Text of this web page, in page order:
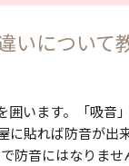
いについて
囲います。「吸音
に貼れば防音が出
防音にはなりませ